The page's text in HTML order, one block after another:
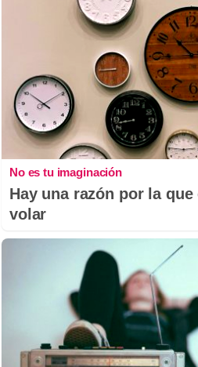
No es tu imaginación
Hay una razón por la
volar